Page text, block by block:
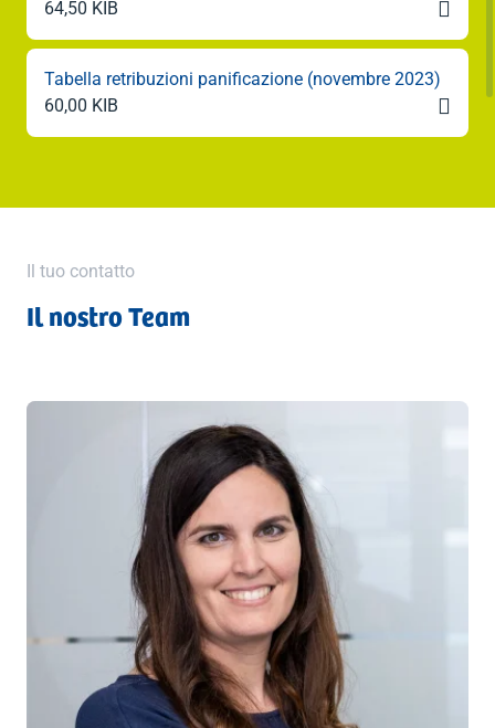
64,50 KIB 
Tabella retribuzioni panificazione (novembre 2023)
60,00 KIB

Il tuo contatto
Il nostro Team